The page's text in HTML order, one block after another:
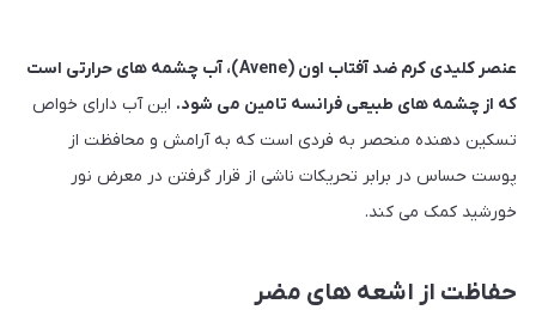
عنصر کلیدی کرم ضد آفتاب اون (Avene)، آب چشمه های حرارتی است
که از چشمه های طبیعی فرانسه تامین می شود. این آب دارای خواص
تسکین دهنده منحصر به فردی است که به آرامش و محافظت از
پوست حساس در برابر تحریکات ناشی از قرار گرفتن در معرض نور
خورشید کمک می کند.
حفاظت از اشعه های مضر